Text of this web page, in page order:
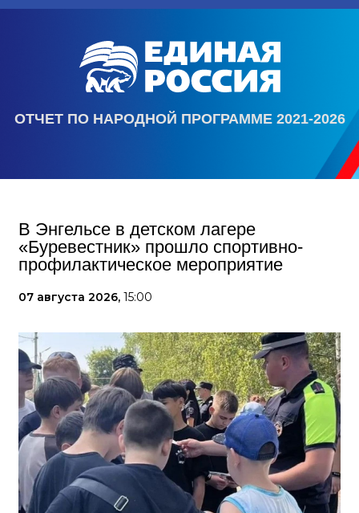
ОТЧЕТ ПО НАРОДНОЙ ПРОГРАММЕ 2021-2026
В Энгельсе в детском лагере
«Буревестник» прошло спортивно-
профилактическое мероприятие
07 августа 2026, 15:00